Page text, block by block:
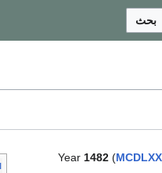
بحث
Year 1482 (